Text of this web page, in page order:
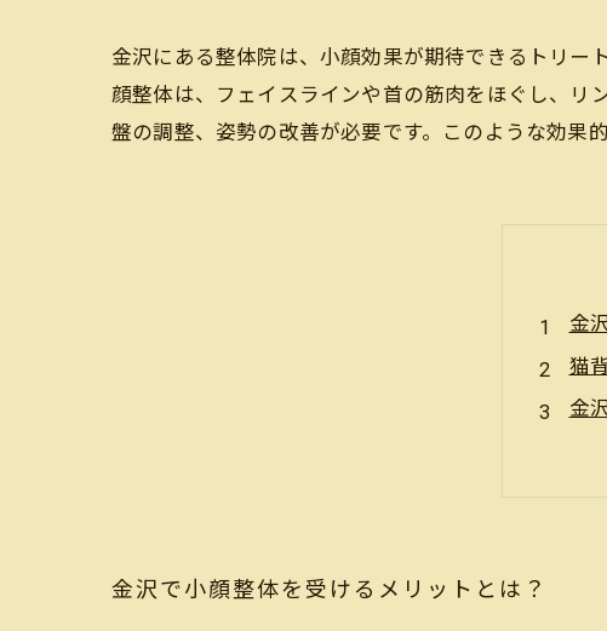
金沢にある整体院は、小顔効果が期待できるトリー
顔整体は、フェイスラインや首の筋肉をほぐし、リ
盤の調整、姿勢の改善が必要です。このような効果
金
猫
金
小
金沢で小顔整体を受けるメリットとは？